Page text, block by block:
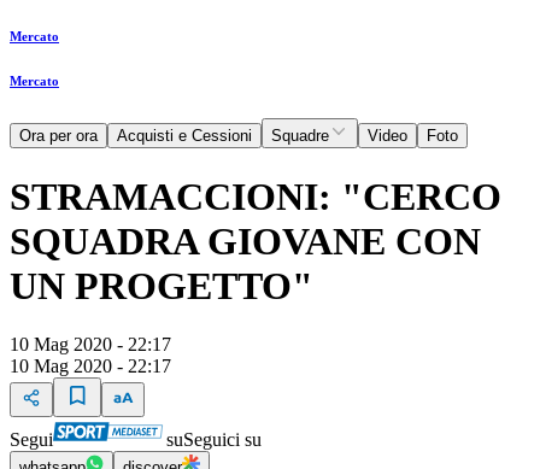
Mercato
Mercato
Ora per ora Acquisti e Cessioni Squadre Video Foto
STRAMACCIONI: "CERCO
SQUADRA GIOVANE CON
UN PROGETTO"
10 Mag 2020 - 22:17
10 Mag 2020 - 22:17
Segui suSeguici su